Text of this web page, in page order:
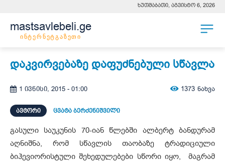
ხუთშაბათი, აგვისტო 6, 2026
mastsavlebeli.ge
ინტერნეტგაზეთი
დაკვირვებაზე დაფუძნებული სწავლა
1 ივნისი, 2015 - 01:00 1373 ნახვა
ᲐᲕᲢᲝᲠᲘ ცვატა ბერძენიშვილი
გასული საუკუნის 70-იან წლებში ალბერტ ბანდურამ
აღნიშნა, რომ სწავლის თაობაზე ტრადიციული
ბიჰევიორისტული შეხედულებები სწორი იყო, მაგრამ